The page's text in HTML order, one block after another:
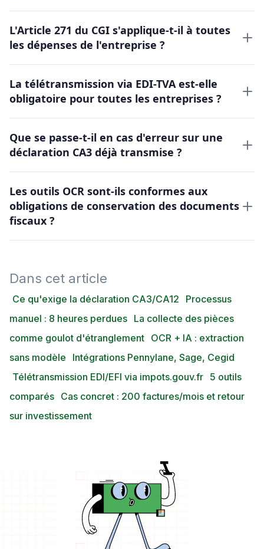
L'Article 271 du CGI s'applique-t-il à toutes
les dépenses de l'entreprise ?
La télétransmission via EDI-TVA est-elle
obligatoire pour toutes les entreprises ?
Que se passe-t-il en cas d'erreur sur une
déclaration CA3 déjà transmise ?
Les outils OCR sont-ils conformes aux
obligations de conservation des documents
fiscaux ?
Dans cet article
Ce qu'exige la déclaration CA3/CA12
Processus
manuel : 8 heures perdues La collecte des pièces
comme goulot d'étranglement OCR + IA : extraction
sans modèle
Intégrations Pennylane, Sage, Cegid
Télétransmission EDI/EFI via impots.gouv.fr 5 outils
comparés Cas concret : 200 factures/mois et retour
sur investissement